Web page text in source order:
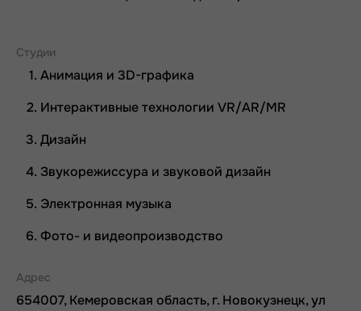
Студии
Анимация и 3D-графика
Интерактивные технологии VR/AR/MR
Дизайн
Звукорежиссура и звуковой дизайн
Электронная музыка
Фото- и видеопроизводство
Адрес
654007, Кемеровская область, г. Новокузнецк, ул